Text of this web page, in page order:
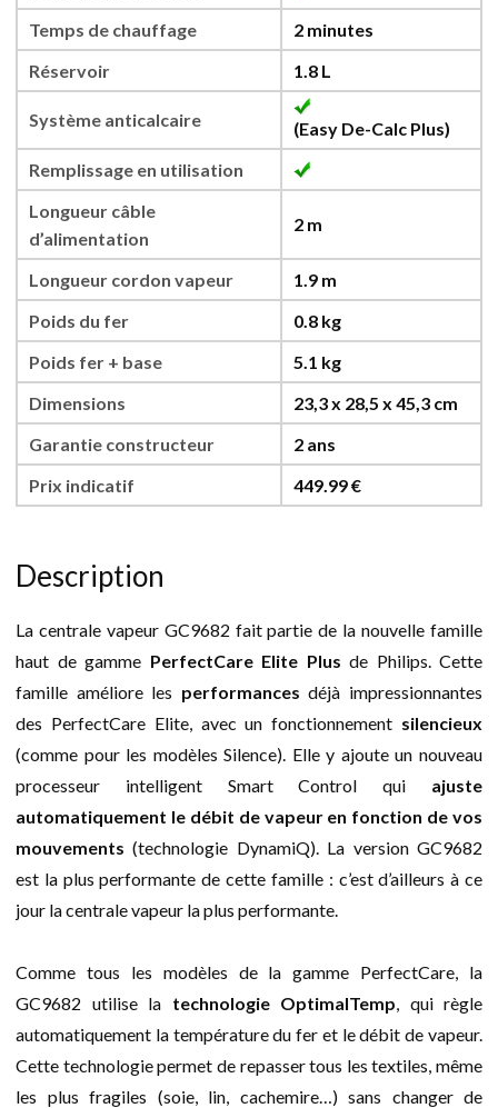
Temps de chauffage
2 minutes
Réservoir
1.8 L
Système anticalcaire
(Easy De-Calc Plus)
Remplissage en utilisation
Longueur câble
d’alimentation
2 m
Longueur cordon vapeur
1.9 m
Poids du fer
0.8 kg
Poids fer + base
5.1 kg
Dimensions
23,3 x 28,5 x 45,3 cm
Garantie constructeur
2 ans
Prix indicatif
449.99 €
Description
La centrale vapeur GC9682 fait partie de la nouvelle famille
haut de gamme PerfectCare Elite Plus de Philips. Cette
famille améliore les performances déjà impressionnantes
des PerfectCare Elite, avec un fonctionnement silencieux
(comme pour les modèles Silence). Elle y ajoute un nouveau
processeur intelligent Smart Control qui ajuste
automatiquement le débit de vapeur en fonction de vos
mouvements (technologie DynamiQ). La version GC9682
est la plus performante de cette famille : c’est d’ailleurs à ce
jour la centrale vapeur la plus performante.
Comme tous les modèles de la gamme PerfectCare, la
GC9682 utilise la technologie OptimalTemp, qui règle
automatiquement la température du fer et le débit de vapeur.
Cette technologie permet de repasser tous les textiles, même
les plus fragiles (soie, lin, cachemire…) sans changer de